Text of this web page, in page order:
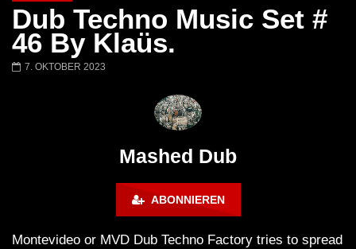
Dub Techno Music Set In The Mix
Dub Techno Music Set #
46 By Klaüs.
7. OKTOBER 2023
Mashed Dub
ABONNIEREN
Montevideo or MVD Dub Techno Factory tries to spread